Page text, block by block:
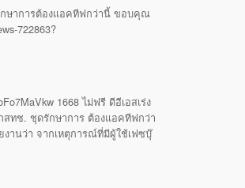
ษาการต้องแอคทีฟกว่านี้ ขอบคุณ
722863?
1668 ไม่ฟรี ดีอีเอสเร่ง
ทช. ชุดรักษาการ ต้องแอคทีฟกว่า
านว่า จากเหตุการณ์ที่มีผู้ใช้เฟซบุ๊